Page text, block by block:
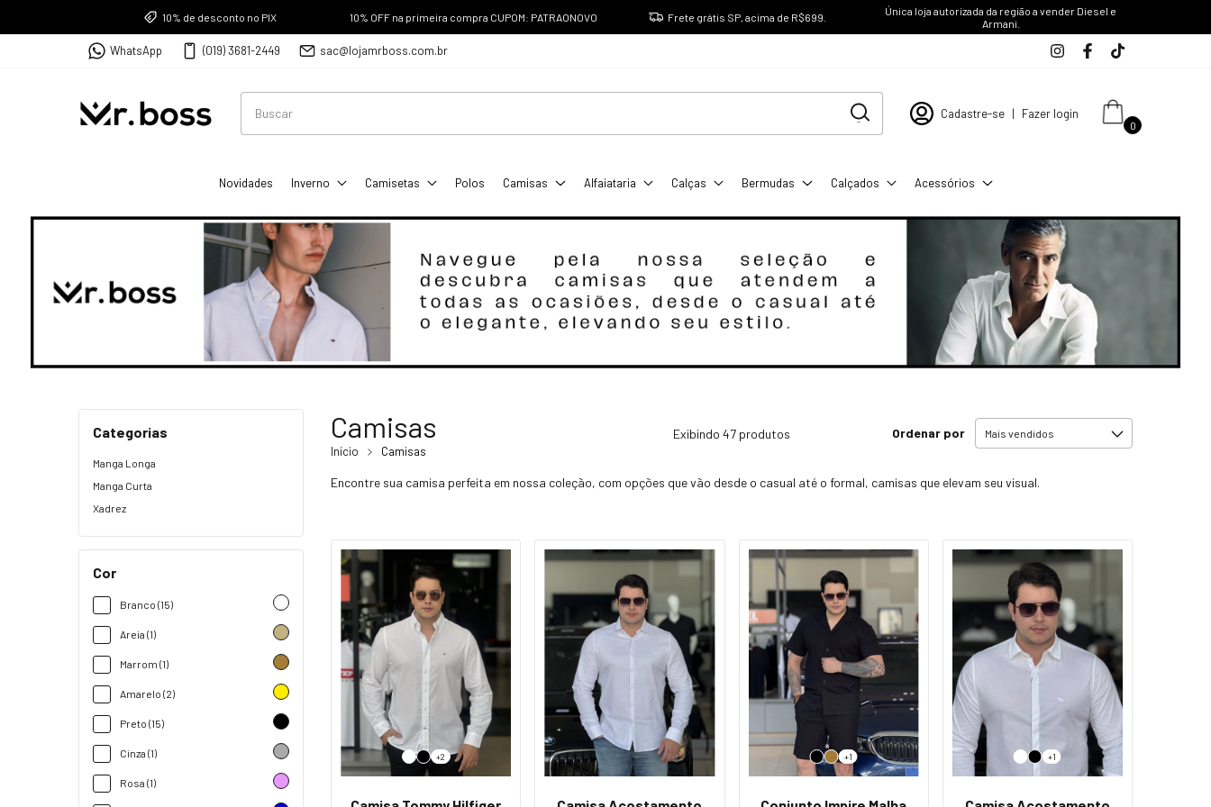
10% de desconto no PIX 10% OFF na primeira compra CUPOM: PATRAONOVO Frete grátis SP, acima de R$699.
Única loja autorizada da região a vender Diesel e
Armani.
WhatsApp (019) 3681-2449 sac@lojamrboss.com.br
Cadastre-se | Fazer login
0
Novidades Inverno Camisetas Polos Camisas Alfaiataria Calças Bermudas Calçados Acessórios
Categorias
Manga Longa
Manga Curta
Xadrez
Cor
Branco (15)
Areia (1)
Marrom (1)
Amarelo (2)
Preto (15)
Cinza (1)
Rosa (1)
Camisas
Início Camisas
Exibindo 47 produtos Ordenar por
Encontre sua camisa perfeita em nossa coleção, com opções que vão desde o casual até o formal, camisas que elevam seu visual.
+2 +1 +1